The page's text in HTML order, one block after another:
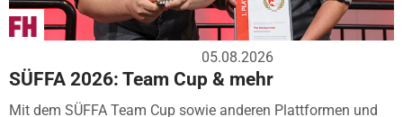
05.08.2026
SÜFFA 2026: Team Cup & mehr
Mit dem SÜFFA Team Cup sowie anderen Plattformen und